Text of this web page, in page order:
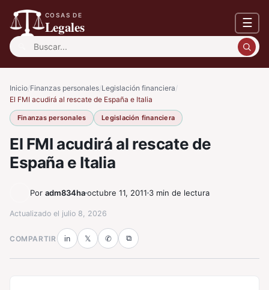
COSAS DE
Legales ☰
Buscar:
Inicio/Finanzas personales/Legislación financiera/
El FMI acudirá al rescate de España e Italia
Finanzas personales Legislación financiera
El FMI acudirá al rescate de
España e Italia
Por adm834haoctubre 11, 2011 3 min de lectura
Actualizado el julio 8, 2026
COMPARTIR in 𝕏 ✆ ⧉